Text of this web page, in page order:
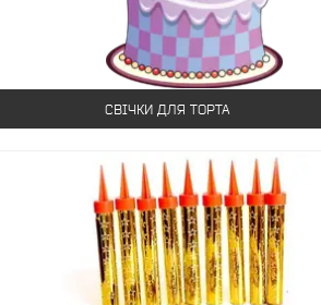
СВІЧКИ ДЛЯ ТОРТА